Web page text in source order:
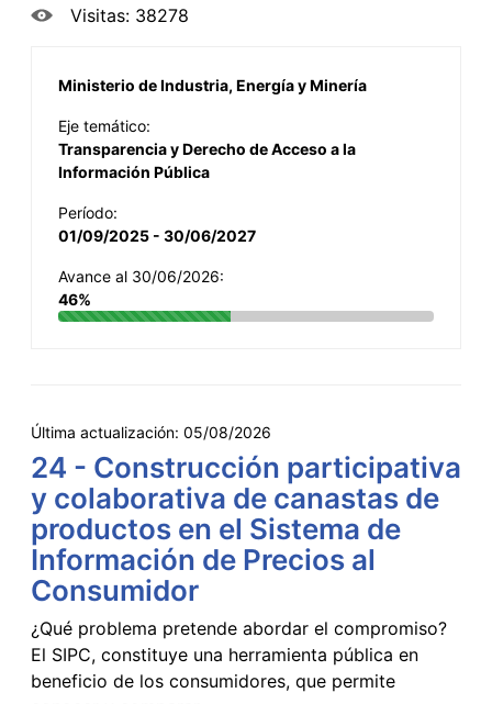
Visitas: 38278
Ministerio de Industria, Energía y Minería
Eje temático:
Transparencia y Derecho de Acceso a la
Información Pública
Período:
01/09/2025 - 30/06/2027
Avance al 30/06/2026:
46%
Última actualización: 05/08/2026
24 - Construcción participativa
y colaborativa de canastas de
productos en el Sistema de
Información de Precios al
Consumidor
¿Qué problema pretende abordar el compromiso?
El SIPC, constituye una herramienta pública en
beneficio de los consumidores, que permite